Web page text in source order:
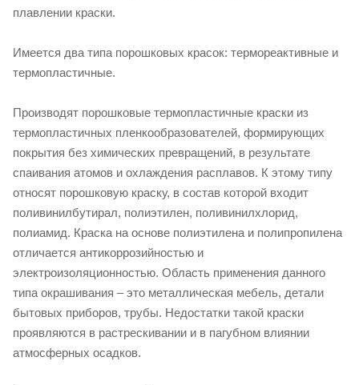
плавлении краски.
Имеется два типа порошковых красок: термореактивные и
термопластичные.
Производят порошковые термопластичные краски из
термопластичных пленкообразователей, формирующих
покрытия без химических превращений, в результате
спаивания атомов и охлаждения расплавов. К этому типу
относят порошковую краску, в состав которой входит
поливинилбутирал, полиэтилен, поливинилхлорид,
полиамид. Краска на основе полиэтилена и полипропилена
отличается антикоррозийностью и
электроизоляционностью. Область применения данного
типа окрашивания – это металлическая мебель, детали
бытовых приборов, трубы. Недостатки такой краски
проявляются в растрескивании и в пагубном влиянии
атмосферных осадков.